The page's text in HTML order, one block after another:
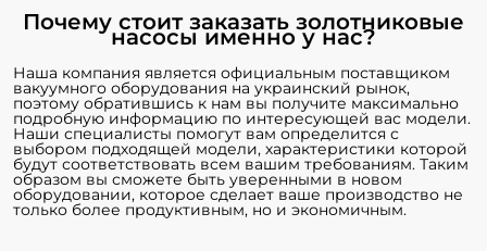
Почему стоит заказать золотниковые
насосы именно у нас?
Наша компания является официальным поставщиком
вакуумного оборудования на украинский рынок,
поэтому обратившись к нам вы получите максимально
подробную информацию по интересующей вас модели.
Наши специалисты помогут вам определится с
выбором подходящей модели, характеристики которой
будут соответствовать всем вашим требованиям. Таким
образом вы сможете быть уверенными в новом
оборудовании, которое сделает ваше производство не
только более продуктивным, но и экономичным.